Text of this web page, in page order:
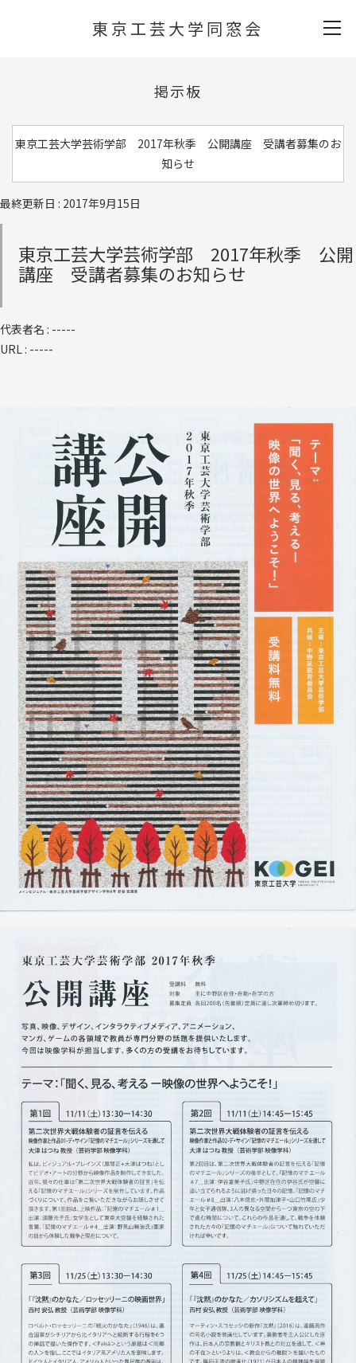
東京工芸大学同窓会
掲示板
東京工芸大学芸術学部 2017年秋季 公開講座 受講者募集のお
知らせ
最終更新日 : 2017年9月15日
東京工芸大学芸術学部 2017年秋季 公開
講座 受講者募集のお知らせ
代表者名 : -----
URL : -----